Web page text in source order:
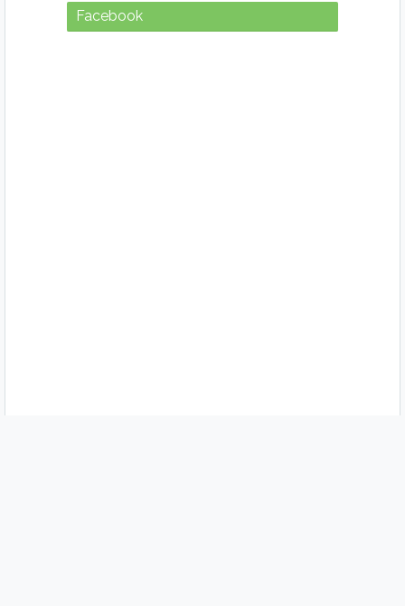
Facebook